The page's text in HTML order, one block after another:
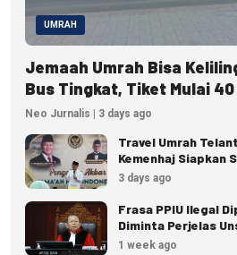
UMRAH
Jemaah Umrah Bisa
Bus Tingkat, Tiket Mulai 40
Neo Jurnalis | 3 days ago
Travel Umrah
Kemenhaj Siapkan
hingga Pidana
3 days ago
Frasa PPIU Ilegal
Diminta Perjelas
1 week ago